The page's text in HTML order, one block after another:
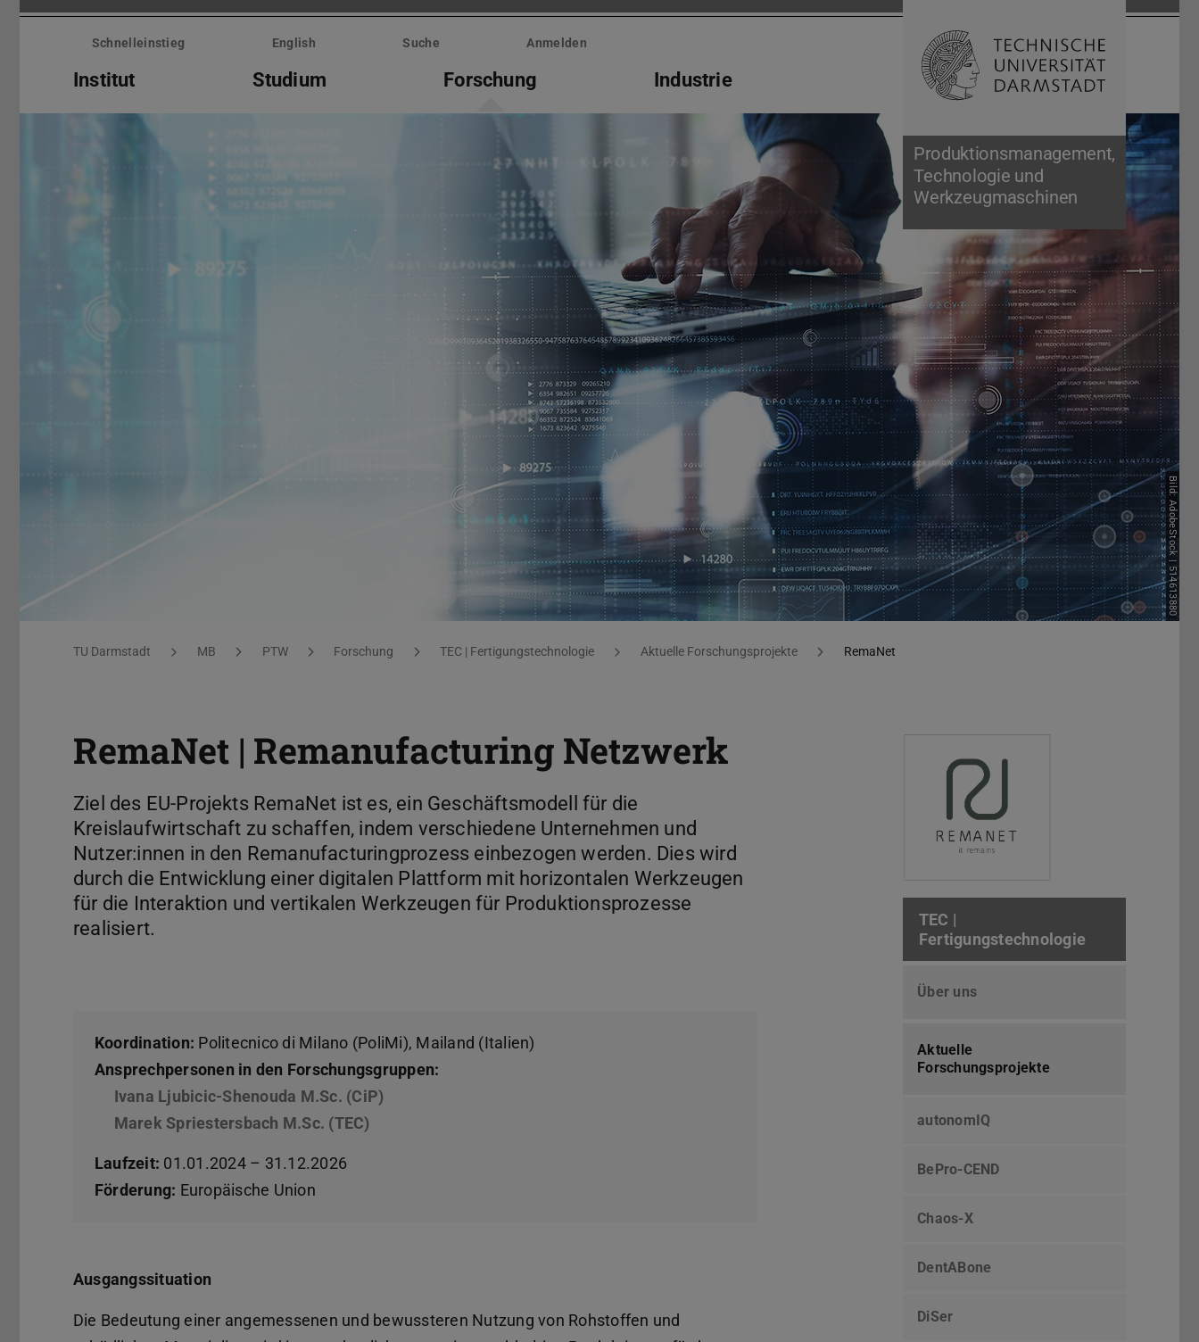
Menü
überspringen
Produktionsmanagement,
Technologie und
Werkzeugmaschinen
Schnelleinstieg English Suche Anmelden
Institut Studium Forschung Industrie Suche öffnen
Bild: AdobeStock | 514613880
Sie befinden sich hier:
TU Darmstadt MB PTW Forschung TEC | Fertigungstechnologie Aktuelle Forschungsprojekte RemaNet
RemaNet | Remanufacturing Netzwerk
Ziel des EU-Projekts RemaNet ist es, ein Geschäftsmodell für die
Kreislaufwirtschaft zu schaffen, indem verschiedene Unternehmen und
Nutzer:innen in den Remanufacturingprozess einbezogen werden. Dies wird
durch die Entwicklung einer digitalen Plattform mit horizontalen Werkzeugen
für die Interaktion und vertikalen Werkzeugen für Produktionsprozesse
realisiert.
Koordination: Politecnico di Milano (PoliMi), Mailand (Italien)
Ansprechpersonen in den Forschungsgruppen:
Ivana Ljubicic-Shenouda M.Sc. (CiP)
Marek Spriestersbach M.Sc. (TEC)
Laufzeit: 01.01.2024 – 31.12.2026
Förderung: Europäische Union
Ausgangssituation
Die Bedeutung einer angemessenen und bewussteren Nutzung von Rohstoffen und
TEC |
Fertigungstechnologie
Über uns
Aktuelle
Forschungsprojekte
autonomIQ
BePro-CEND
Chaos-X
DentABone
DiSer